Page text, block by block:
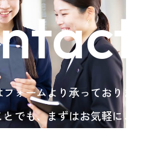
ォームより承っております
でも、まずはお気軽にご相